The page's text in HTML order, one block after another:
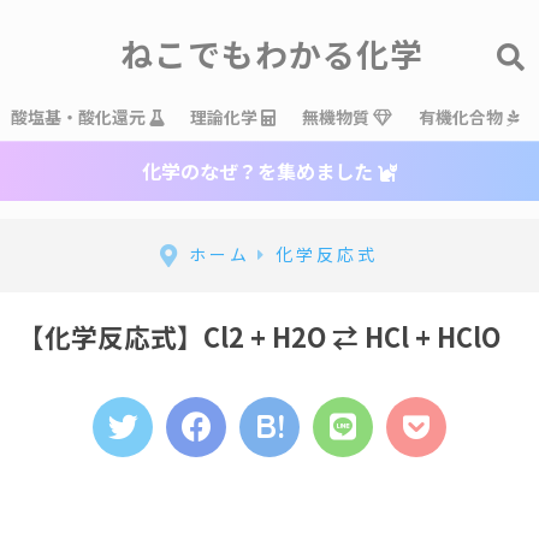
ねこでもわかる化学
酸塩基・酸化還元 理論化学 無機物質 有機化合物
化学のなぜ？を集めました
ホーム 化学反応式
【化学反応式】Cl2 + H2O ⇄ HCl + HClO